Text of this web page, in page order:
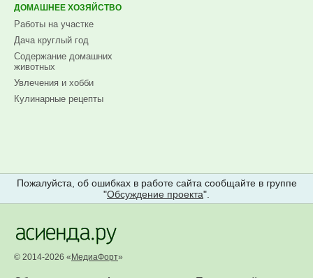
ДОМАШНЕЕ ХОЗЯЙСТВО
Работы на участке
Дача круглый год
Содержание домашних
животных
Увлечения и хобби
Кулинарные рецепты
Пожалуйста, об ошибках в работе сайта сообщайте в группе
"Обсуждение проекта".
© 2014-2026 «МедиаФорт»